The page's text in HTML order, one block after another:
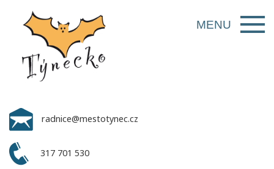
MENU
radnice@mestotynec.cz
317 701 530